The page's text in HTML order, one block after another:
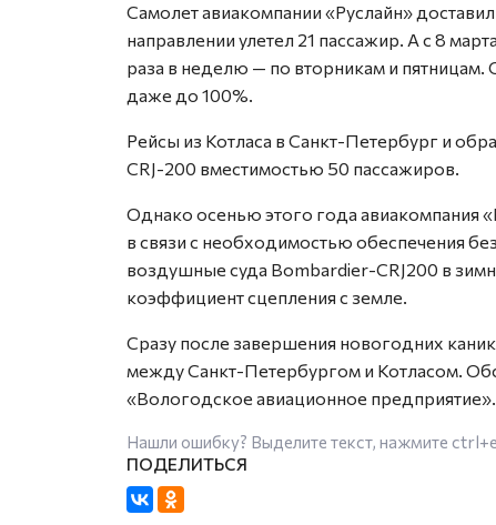
Самолет авиакомпании «Руслайн»
направлении улетел 21 пассажир. А с 8
раза в неделю — по вторникам и пятницам.
даже до 100%.
Рейсы из Котласа в Санкт-Петербург и
CRJ-200 вместимостью 50 пассажиров.
Однако осенью этого года авиакомпания
в связи с необходимостью обеспечения
воздушные суда Bombardier-CRJ200 в
коэффициент сцепления с земле.
Сразу после завершения новогодних
между Санкт-Петербургом и Котласом.
«Вологодское авиационное предприятие».
Нашли ошибку? Выделите текст, нажмите